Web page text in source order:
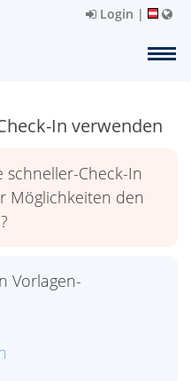
Login |
In verwenden
schneller-Check-In
Möglichkeiten den
Vorlagen-